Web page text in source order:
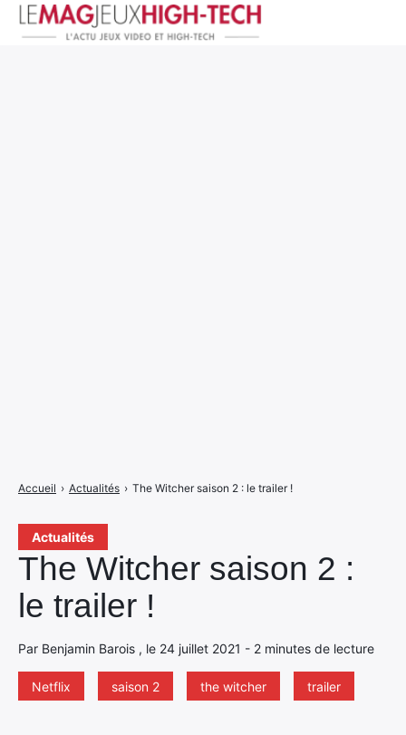
Actualités
The Witcher saison 2 :
le trailer !
Par Benjamin Barois , le 24 juillet 2021 - 2 minutes de lecture
Netflix saison 2 the witcher trailer
Accueil › Actualités › The Witcher saison 2 : le trailer !